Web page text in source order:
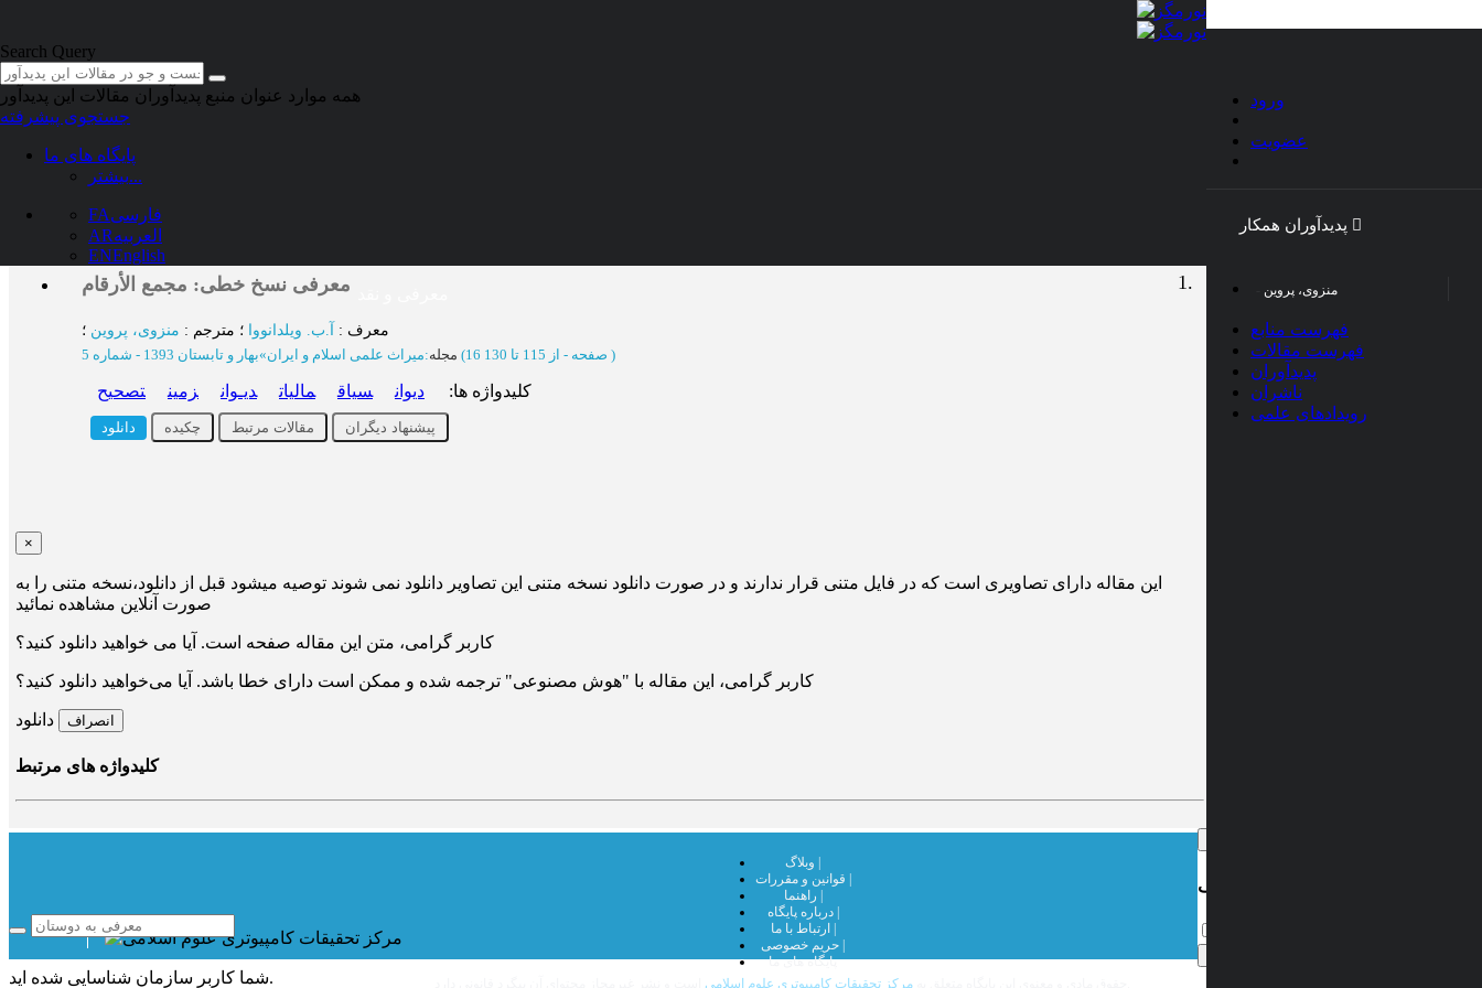
Search Query
همه موارد عنوان منبع پدیدآوران مقالات این پدیدآور
جستجوی پیشرفته
پایگاه های ما
بیشتر...
FAفارسی
ARالعربیه
ENEnglish
ورود
عضویت
منزوی، پروین
فهرست منابع
فهرست مقالات
پدیدآوران
ناشران
رویدادهای علمی
آ.ب. ویلدانووا
1. معرفی نسخ خطی: مجمع الأرقام
معرف : آ.ب. ویلدانووا ؛ مترجم : منزوی، پروین ؛
مجله:میراث علمی اسلام و ایران»بهار و تابستان 1393 - شماره 5 (‎16 صفحه - )
کلیدواژه ها: دیوان سیاق مالیات دیـوان زمین تصحیح
دانلود چکیده مقالات مرتبط پیشنهاد دیگران
×
این مقاله دارای تصاویری است که در فایل متنی قرار ندارند و در صورت دانلود نسخه متنی این تصاویر دانلود نمی شوند توصیه میشود قبل از دانلود،نسخه متنی را به
صورت آنلاین مشاهده نمائید
کاربر گرامی، متن این مقاله صفحه است. آیا می خواهید دانلود کنید؟
کاربر گرامی، این مقاله با "هوش مصنوعی" ترجمه شده و ممکن است دارای خطا باشد. آیا می‌خواهید دانلود کنید؟
دانلود انصراف
کلیدواژه های مرتبط
درباره پایگاه |
پایگاه های ما
مرکز تحقیقات کامپیوتری علوم اسلامی
اعطای کد تخفیف
شما کاربر سازمانشناسایی شده اید.